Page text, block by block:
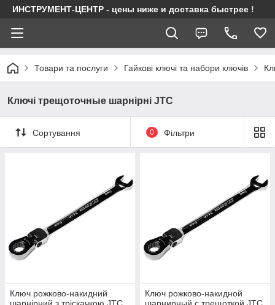
ИНСТРУМЕНТ-ЦЕНТР - цены ниже и доставка быстрее !
Товари та послуги Гайкові ключі та набори ключів
Ключі трещоточные шарнірні JTC
Сортування 0 Фільтри
Ключ рожково-накидний
Ключ рожково-накидной